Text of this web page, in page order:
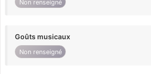
Non renseigné
Goûts musicaux
Non renseigné